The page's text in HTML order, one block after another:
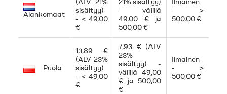
Alankomaat
(ALV 21%
sisältyy)
- < 49,00
€
21% sisältyy)
- välillä
49,00 € ja
500,00 €
Ilmainen
- >
500,00 €
Puola
13,89 €
(ALV 23%
sisältyy)
- < 49,00
€
7,93 € (ALV
23%
sisältyy) -
välillä 49,00
€ ja 500,00
€
Ilmainen
- >
500,00 €